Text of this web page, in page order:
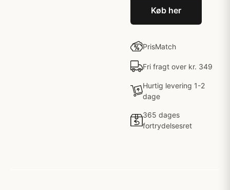
Køb her
PrisMatch
Fri fragt over kr. 349
Hurtig levering 1-2
dage
365 dages
fortrydelsesret